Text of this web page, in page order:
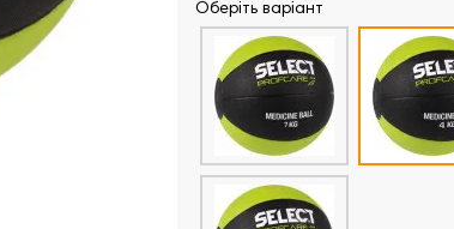
Оберіть варіант